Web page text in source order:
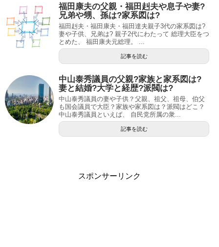
福田康夫の父親・福田赳夫や息子や妻?
兄弟や甥、孫は?家系図は?
福田赳夫・福田康夫・福田達夫親子3代の家系図は?
妻や子供、兄弟は? 親子2代にわたって 総理大臣をつ
とめた、 福田康夫元総理。 ...
記事を読む
中山泰秀議員の父親?家族と家系図は?
妻と結婚?大学と経歴?派閥は?
中山泰秀議員の妻や子供？父親、祖父、祖母、伯父
も国会議員で大臣？家族や家系図は？派閥はどこ？
中山泰秀議員といえば、 自民党所属の衆...
記事を読む
スポンサーリンク